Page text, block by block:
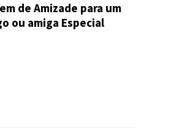
de Amizade para um
ou amiga Especial